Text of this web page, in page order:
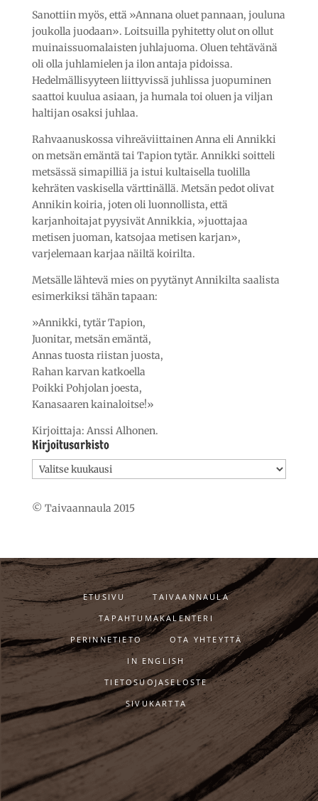
Sanottiin myös, että »Annana oluet pannaan, jouluna
joukolla juodaan». Loitsuilla pyhitetty olut on ollut
muinaissuomalaisten juhlajuoma. Oluen tehtävänä
oli olla juhlamielen ja ilon antaja pidoissa.
Hedelmällisyyteen liittyvissä juhlissa juopuminen
saattoi kuulua asiaan, ja humala toi oluen ja viljan
haltijan osaksi juhlaa.
Rahvaanuskossa vihreäviittainen Anna eli Annikki
on metsän emäntä tai Tapion tytär. Annikki soitteli
metsässä simapilliä ja istui kultaisella tuolilla
kehräten vaskisella värttinällä. Metsän pedot olivat
Annikin koiria, joten oli luonnollista, että
karjanhoitajat pyysivät Annikkia, »juottajaa
metisen juoman, katsojaa metisen karjan»,
varjelemaan karjaa näiltä koirilta.
Metsälle lähtevä mies on pyytänyt Annikilta saalista
esimerkiksi tähän tapaan:
»Annikki, tytär Tapion,
Juonitar, metsän emäntä,
Annas tuosta riistan juosta,
Rahan karvan katkoella
Poikki Pohjolan joesta,
Kanasaaren kainaloitse!»
Kirjoittaja: Anssi Alhonen.
Kirjoitusarkisto
Kirjoitusarkisto
© Taivaannaula 2015
ETUSIVU
TAIVAANNAULA
TAPAHTUMAKALENTERI
PERINNETIETO
OTA YHTEYTTÄ
IN ENGLISH
TIETOSUOJASELOSTE
SIVUKARTTA